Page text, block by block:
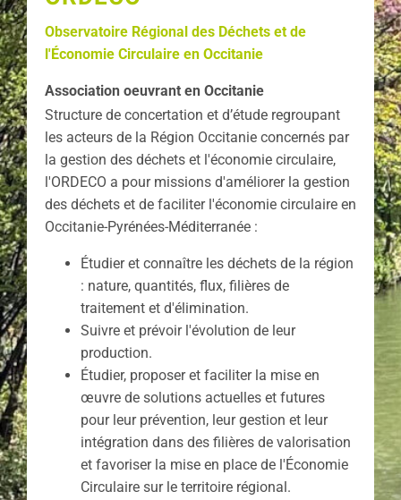
Observatoire Régional des Déchets et de
l'Économie Circulaire en Occitanie
Association oeuvrant en Occitanie
Structure de concertation et d’étude regroupant
les acteurs de la Région Occitanie concernés par
la gestion des déchets et l'économie circulaire,
l'ORDECO a pour missions d'améliorer la gestion
des déchets et de faciliter l'économie circulaire en
Occitanie-Pyrénées-Méditerranée :
Étudier et connaître les déchets de la région
: nature, quantités, flux, filières de
traitement et d'élimination.
Suivre et prévoir l'évolution de leur
production.
Étudier, proposer et faciliter la mise en
œuvre de solutions actuelles et futures
pour leur prévention, leur gestion et leur
intégration dans des filières de valorisation
et favoriser la mise en place de l'Économie
Circulaire sur le territoire régional.